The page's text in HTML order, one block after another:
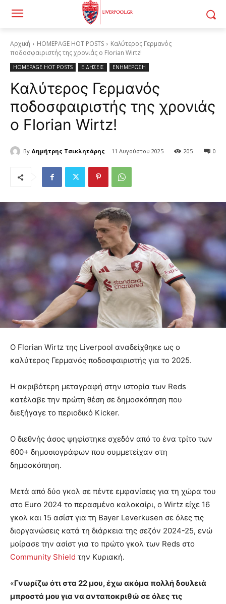
Αρχική HOMEPAGE HOT POSTS
Καλύτερος Γερμανός
ποδοσφαιριστής της χρονιάς ο Florian Wirtz!
HOMEPAGE HOT POSTS ΕΙΔΗΣΕΙΣ ΕΝΗΜΕΡΩΣΗ
Καλύτερος Γερμανός
ποδοσφαιριστής της χρονιάς
ο Florian Wirtz!
By Δημήτρης Τσικλητάρης 11 Αυγούστου 2025 0
205
Ο Florian Wirtz της Liverpool αναδείχθηκε ως ο
καλύτερος Γερμανός ποδοσφαιριστής για το 2025.
Η ακριβότερη μεταγραφή στην ιστορία των Reds
κατέλαβε την πρώτη θέση σε δημοσκόπηση που
διεξήγαγε το περιοδικό Kicker.
Ο διεθνής άσος ψηφίστηκε σχεδόν από το ένα τρίτο των
600+ δημοσιογράφων που συμμετείχαν στη
δημοσκόπηση.
Μετά από δύο γκολ σε πέντε εμφανίσεις για τη χώρα του
στο Euro 2024 το περασμένο καλοκαίρι, ο Wirtz είχε 16
γκολ και 15 ασίστ για τη Bayer Leverkusen σε όλες τις
διοργανώσεις κατά τη διάρκεια της σεζόν 2024-25, ενώ
μοίρασε την ασίστ για το πρώτο γκολ των Reds στο
Community Shield την Κυριακή.
«Γνωρίζω ότι στα 22 μου, έχω ακόμα πολλή δουλειά
μπροστά μου για να ανταποκριθώ σε όλες τις